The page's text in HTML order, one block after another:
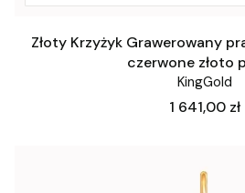
Złoty Krzyżyk Grawerowany
czerwone złoto
KingGold
Cena
1 641,00 zł